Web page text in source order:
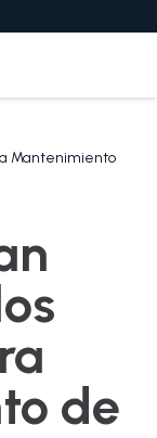
Mantenimiento
de